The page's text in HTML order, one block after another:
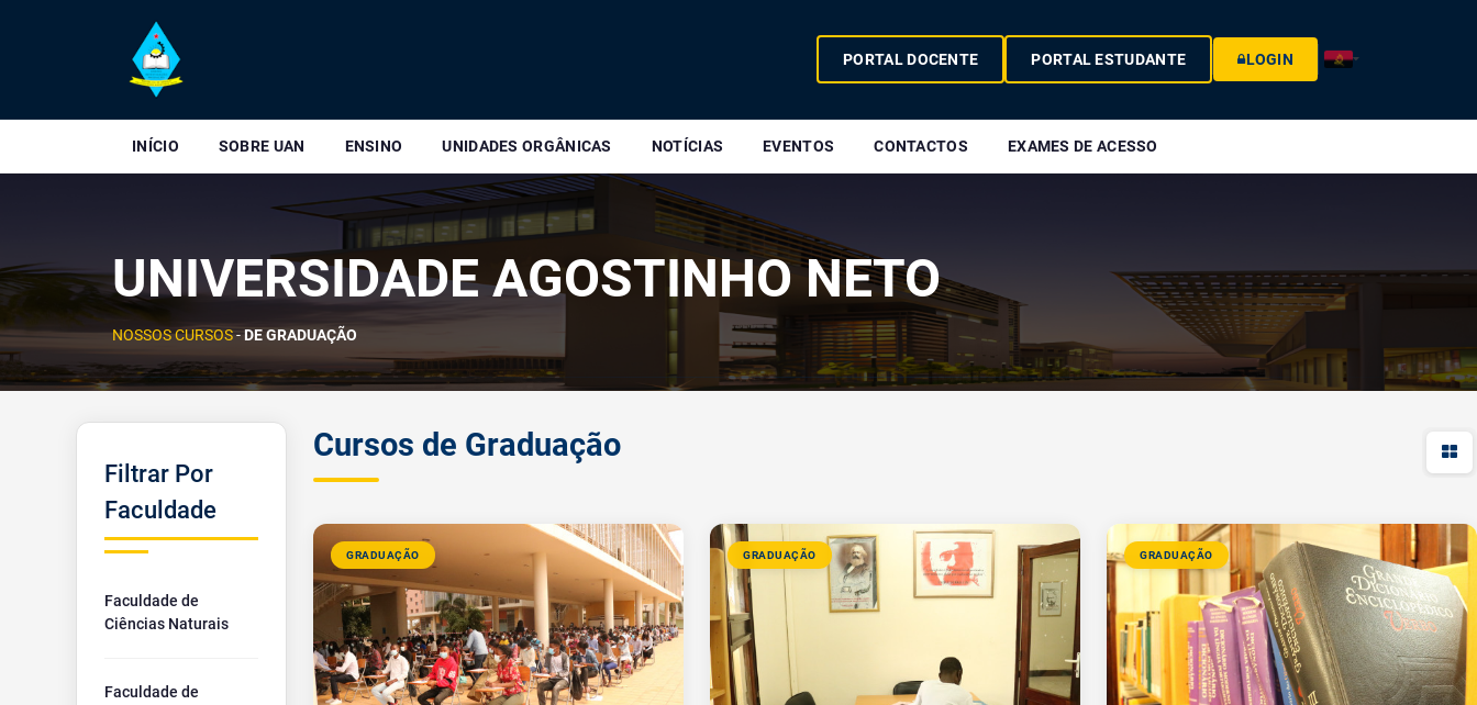
PORTAL DOCENTE PORTAL ESTUDANTE LOGIN
INÍCIO SOBRE UAN ENSINO UNIDADES ORGÂNICAS NOTÍCIAS EVENTOS CONTACTOS EXAMES DE ACESSO
UNIVERSIDADE AGOSTINHO NETO
NOSSOS CURSOS-DE GRADUAÇÃO
Cursos de Graduação
GRADUAÇÃO GRADUAÇÃO GRADUAÇÃO
Filtrar Por
Faculdade
Faculdade de
Ciências Naturais
Faculdade de